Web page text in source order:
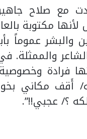
مع صلاح
لأنها مكتوبة
والبشر عموماً
والممثلة.
وخصوصية
أَقف مكاني
؟/ عجبي!!”.